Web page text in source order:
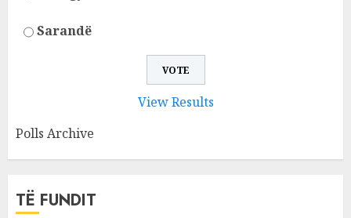
Sarandë
View Results
Polls Archive
TË FUNDIT